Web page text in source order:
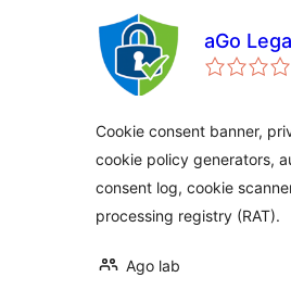
aGo
Cookie consent banner,
cookie policy generators,
consent log, cookie
processing registry (RAT).
Ago lab